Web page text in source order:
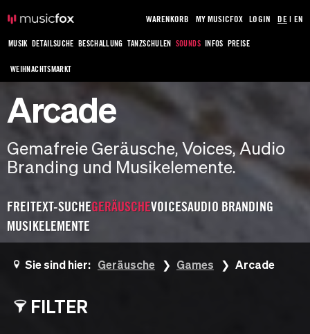
MUSIK DETAILSUCHE BESCHALLUNG TANZSCHULEN SOUNDS INFOS PREISE
WEIHNACHTSMARKT
WARENKORB MY MUSICFOX LOGIN DE| EN
Arcade
Gemafreie Geräusche, Voices, Audio
Branding und Musikelemente.
FREITEXT-SUCHEGERÄUSCHEVOICESAUDIO BRANDING
MUSIKELEMENTE
Sie sind hier: Geräusche Games Arcade
FILTER